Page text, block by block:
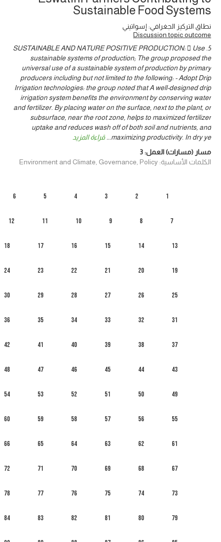
Sustainable Food Systems
نطاق التركيز الجغرافي: إسواتيني
Discussion topic outcome
5. SUSTAINABLE AND NATURE POSITIVE PRODUCTION:  Use
sustainable systems of production; The group proposed the
universal use of a sustainable system of production by primary
producers including but not limited to the following: - Adopt Drip
Irrigation technologies: the group noted that A well-designed drip
irrigation system benefits the environment by conserving water
and fertilizer. By placing water on the surface, next to the plant, or
subsurface, near the root zone, helps to maximized fertilizer
uptake and reduces wash off of both soil and nutrients, and
maximizing productivity. In dry ye
... قراءة المزيد
مسار (مسارات) العمل:3
الكلمات الأساسية: Environment and Climate, Governance, Policy
1
2
3
4
5
6
7
8
9
10
11
12
13
14
15
16
17
18
19
20
21
22
23
24
25
26
27
28
29
30
31
32
33
34
35
36
37
38
39
40
41
42
43
44
45
46
47
48
49
50
51
52
53
54
55
56
57
58
59
60
61
62
63
64
65
66
67
68
69
70
71
72
73
74
75
76
77
78
79
80
81
82
83
84